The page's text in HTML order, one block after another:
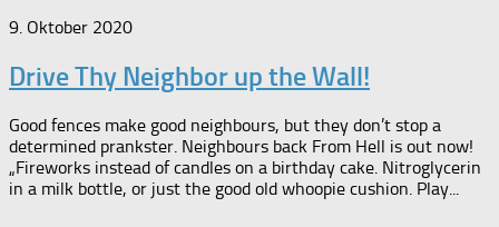
9. Oktober 2020
Drive Thy Neighbor up the Wall!
Good fences make good neighbours, but they don’t stop a
determined prankster. Neighbours back From Hell is out now!
„Fireworks instead of candles on a birthday cake. Nitroglycerin
in a milk bottle, or just the good old whoopie cushion. Play...